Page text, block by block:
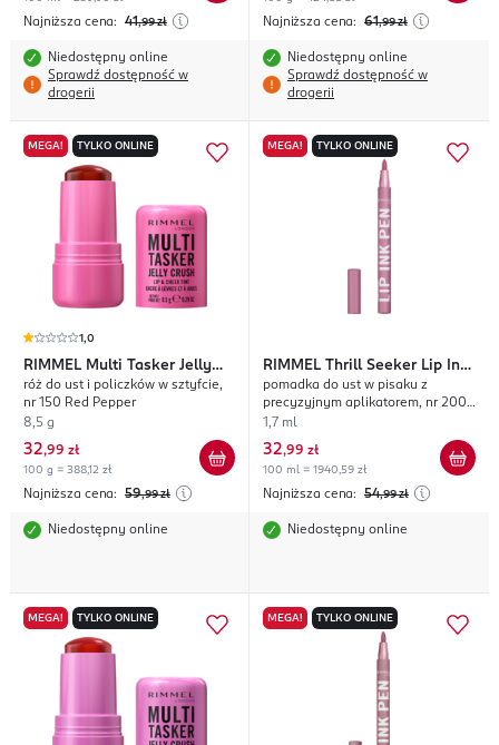
Najniższa cena: 41,99 zł
Niedostępny online
Sprawdź dostępność w
drogerii
Najniższa cena: 61,99 zł
Niedostępny online
Sprawdź dostępność w
drogerii
MEGA! TYLKO ONLINE
1,0
RIMMEL Multi Tasker Jelly
Crush
róż do ust i policzków w sztyfcie,
nr 150 Red Pepper
8,5 g
32,99 zł
100 g = 388,12 zł
Najniższa cena: 59,99 zł
Niedostępny online
MEGA! TYLKO ONLINE
RIMMEL Thrill Seeker Lip Ink
Pen
pomadka do ust w pisaku z
precyzyjnym aplikatorem, nr 200
Pink Candy
1,7 ml
32,99 zł
100 ml = 1940,59 zł
Najniższa cena: 54,99 zł
Niedostępny online
MEGA! TYLKO ONLINE MEGA! TYLKO ONLINE